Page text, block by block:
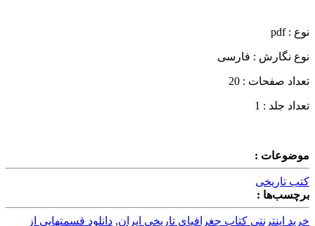
نوع : pdf
نوع نگارش : فارسی
تعداد صفحات : 20
تعداد جلد : 1
موضوعات :
کتب تاریخی
برچسب‌ها :
خرید اینترنتی کتاب جغرافیای تاریخی ایران, دانلود قسمتهایی از